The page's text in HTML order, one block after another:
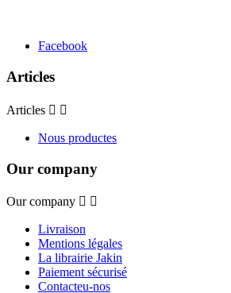
Facebook
Articles
Articles  
Nous productes
Our company
Our company  
Livraison
Mentions légales
La librairie Jakin
Paiement sécurisé
Contacteu-nos